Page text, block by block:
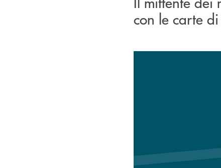
con le carte